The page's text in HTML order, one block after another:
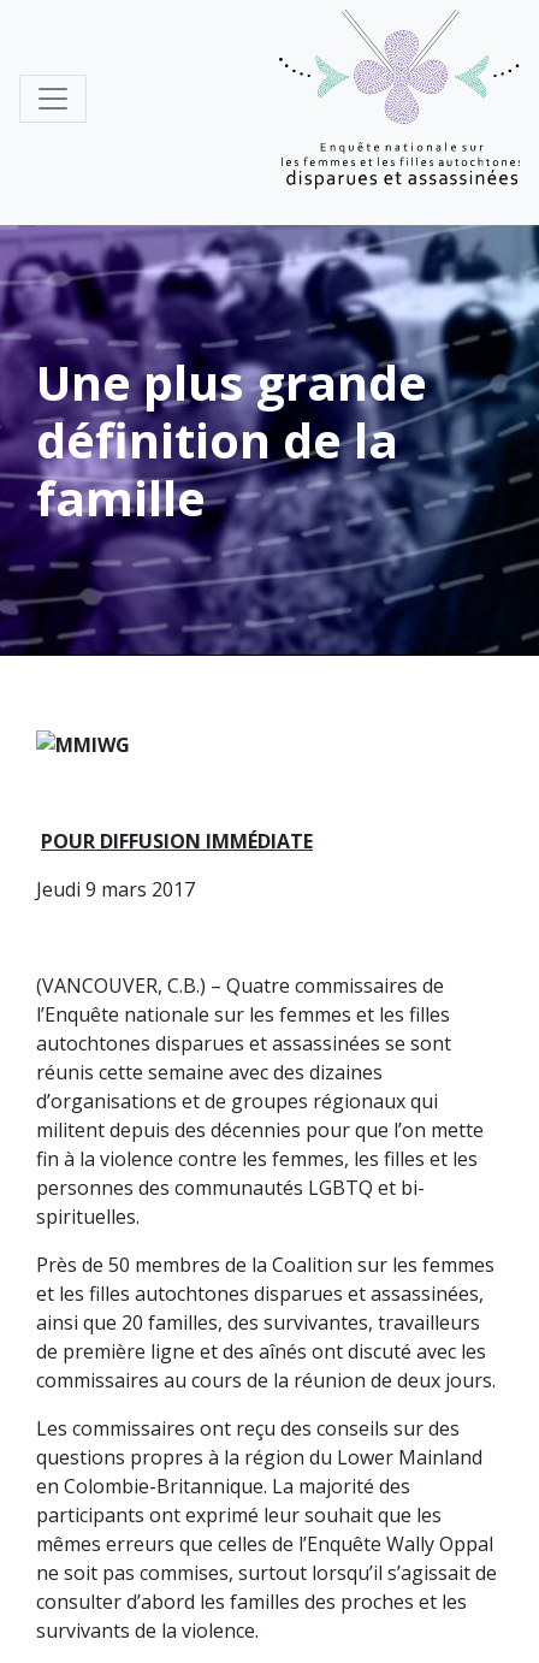
Une plus grande
définition de la
famille
POUR DIFFUSION IMMÉDIATE
Jeudi 9 mars 2017
(VANCOUVER, C.B.) – Quatre commissaires de
l’Enquête nationale sur les femmes et les filles
autochtones disparues et assassinées se sont
réunis cette semaine avec des dizaines
d’organisations et de groupes régionaux qui
militent depuis des décennies pour que l’on mette
fin à la violence contre les femmes, les filles et les
personnes des communautés LGBTQ et bi-
spirituelles.
Près de 50 membres de la Coalition sur les femmes
et les filles autochtones disparues et assassinées,
ainsi que 20 familles, des survivantes, travailleurs
de première ligne et des aînés ont discuté avec les
commissaires au cours de la réunion de deux jours.
Les commissaires ont reçu des conseils sur des
questions propres à la région du Lower Mainland
en Colombie-Britannique. La majorité des
participants ont exprimé leur souhait que les
mêmes erreurs que celles de l’Enquête Wally Oppal
ne soit pas commises, surtout lorsqu’il s’agissait de
consulter d’abord les familles des proches et les
survivants de la violence.